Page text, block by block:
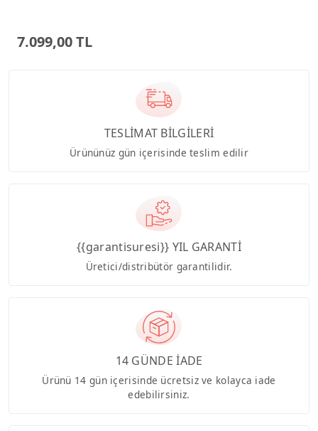
7.099,00 TL
TESLİMAT BİLGİLERİ
Ürününüz gün içerisinde teslim edilir
{{garantisuresi}} YIL GARANTİ
Üretici/distribütör garantilidir.
14 GÜNDE İADE
Ürünü 14 gün içerisinde ücretsiz ve kolayca iade
edebilirsiniz.